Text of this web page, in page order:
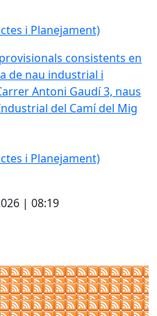
i Planejament)
consistents en
de nau industrial i
Antoni Gaudí 3, naus
del Camí del Mig
i Planejament)
| 08:19